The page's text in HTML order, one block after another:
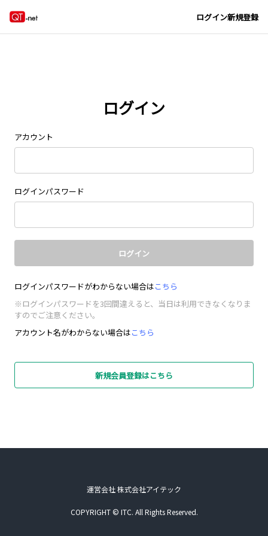
ログイン新規登録
ログイン
アカウント
ログインパスワード
ログイン
ログインパスワードがわからない場合はこちら
※ログインパスワードを3回間違えると、当日は利用できなくなりま
すのでご注意ください。
アカウント名がわからない場合はこちら
新規会員登録はこちら
運営会社 株式会社アイテック
COPYRIGHT © ITC. All Rights Reserved.